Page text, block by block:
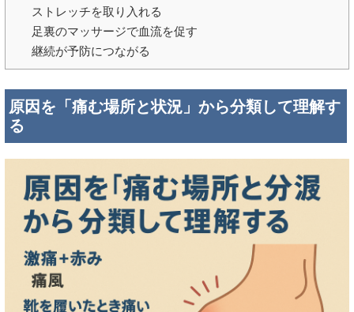
ストレッチを取り入れる
足裏のマッサージで血流を促す
継続が予防につながる
原因を「痛む場所と状況」から分類して理解す
る